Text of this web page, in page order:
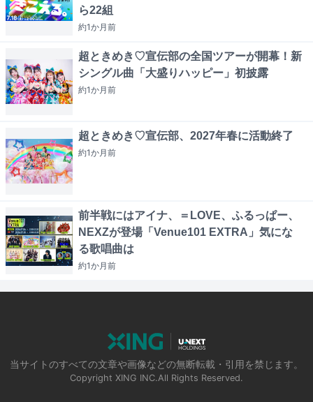
ら22組
約1か月前
超ときめき♡宣伝部の全国ツアーが開幕！新
シングル曲「大盛りハッピー」初披露
約1か月前
超ときめき♡宣伝部、2027年春に活動終了
約1か月前
前半戦にはアイナ、＝LOVE、ふるっぱー、
NEXZが登場「Venue101 EXTRA」気にな
る歌唱曲は
約1か月前
当サイトのすべての文章や画像などの無断転載・引用を禁じます。
Copyright XING INC.All Rights Reserved.